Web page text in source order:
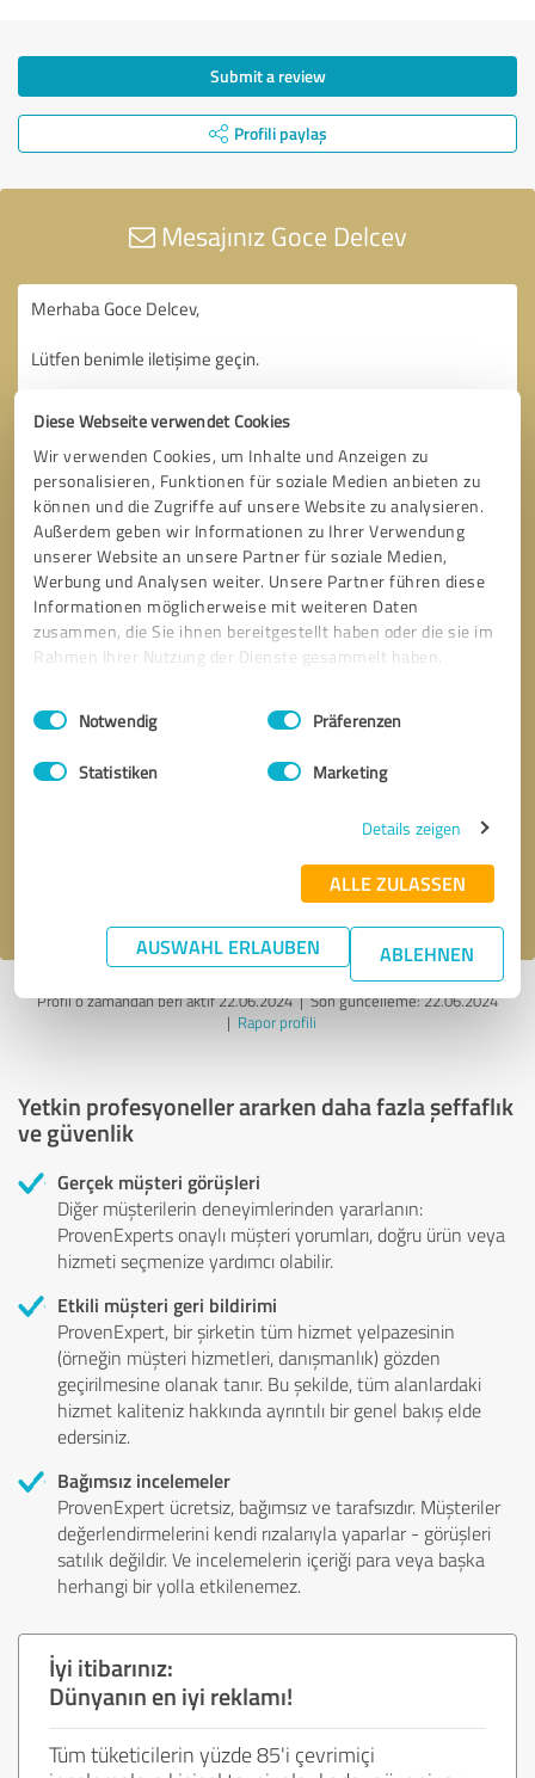
Diese Webseite verwendet Cookies
Wir verwenden Cookies, um Inhalte und Anzeigen zu
personalisieren, Funktionen für soziale Medien anbieten zu
können und die Zugriffe auf unsere Website zu analysieren.
Außerdem geben wir Informationen zu Ihrer Verwendung
unserer Website an unsere Partner für soziale Medien,
Werbung und Analysen weiter. Unsere Partner führen diese
Informationen möglicherweise mit weiteren Daten
zusammen, die Sie ihnen bereitgestellt haben oder die sie im
Rahmen Ihrer Nutzung der Dienste gesammelt haben.
Impressum Datenschutzbestimmungen
Einwilligungsauswahl
Notwendig Präferenzen
Statistiken Marketing
Details zeigen
ALLE ZULASSEN
AUSWAHL ERLAUBEN ABLEHNEN
Submit a review
Profili paylaş
Mesajınız Goce Delcev
Geri arama talebi
Profil o zamandan beri aktif 22.06.2024 |Son güncelleme: 22.06.2024
| Rapor profili
Yetkin profesyoneller ararken daha fazla şeffaflık
ve güvenlik
Gerçek müşteri görüşleri
Diğer müşterilerin deneyimlerinden yararlanın:
ProvenExperts onaylı müşteri yorumları, doğru ürün veya
hizmeti seçmenize yardımcı olabilir.
Etkili müşteri geri bildirimi
ProvenExpert, bir şirketin tüm hizmet yelpazesinin
(örneğin müşteri hizmetleri, danışmanlık) gözden
geçirilmesine olanak tanır. Bu şekilde, tüm alanlardaki
hizmet kaliteniz hakkında ayrıntılı bir genel bakış elde
edersiniz.
Bağımsız incelemeler
ProvenExpert ücretsiz, bağımsız ve tarafsızdır. Müşteriler
değerlendirmelerini kendi rızalarıyla yaparlar - görüşleri
satılık değildir. Ve incelemelerin içeriği para veya başka
herhangi bir yolla etkilenemez.
İyi itibarınız:
Dünyanın en iyi reklamı!
Tüm tüketicilerin yüzde 85'i çevrimiçi